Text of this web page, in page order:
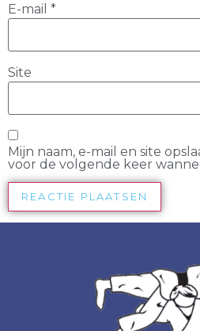
E-mail *
Site
Mijn naam, e-mail en site
voor de volgende keer